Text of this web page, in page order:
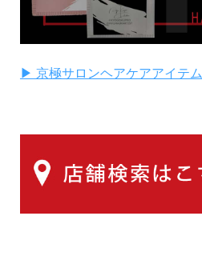
▶ 京極サロンヘアケアアイテム